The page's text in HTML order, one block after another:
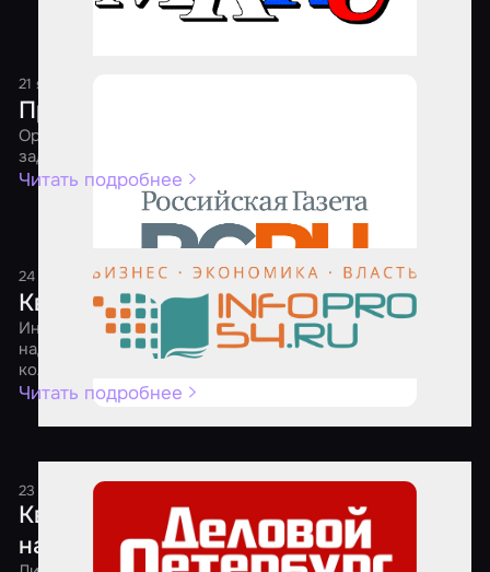
21 января 2021
Приключения квеструмов
Организаторам игр пришлось самим решать сложные
задачи, чтобы выжить в 2020 году
Читать подробнее
24 апреля 2020 1 минута
Квест-мейкеры ищут выход
Индустрия квестов вошла в режим самоконсервации. И
надеется выйти из него к осени – оздоровленной и без
коллег-маргиналов
Читать подробнее
23 апреля 2020
Квест на выбывание: игровые комнаты
начали уходить с рынка развлечений